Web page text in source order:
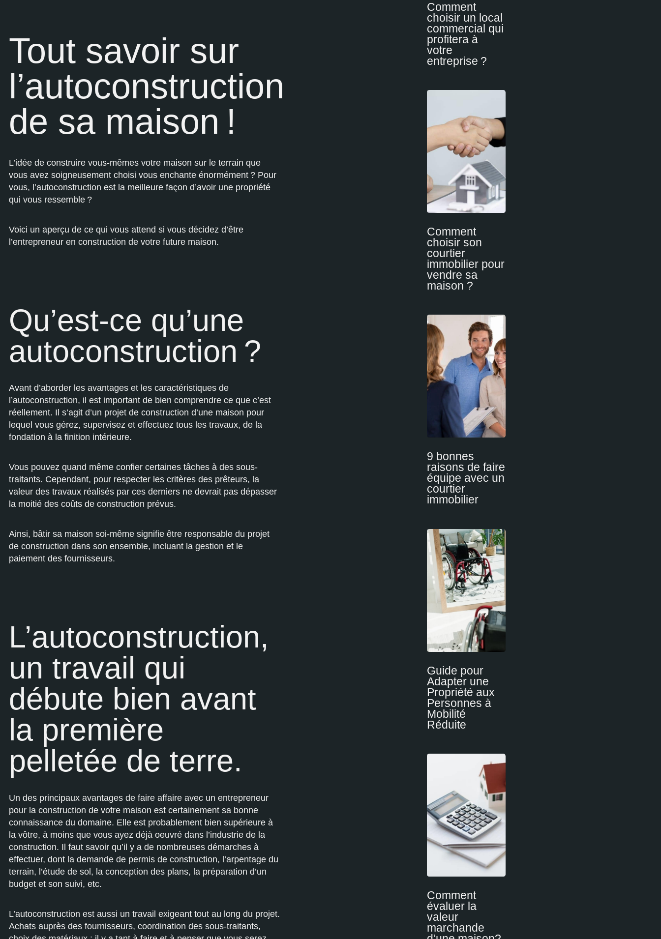
Tout savoir sur
l’autoconstruction
de sa maison !
L’idée de construire vous-mêmes votre maison sur le terrain que
vous avez soigneusement choisi vous enchante énormément ? Pour
vous, l’autoconstruction est la meilleure façon d’avoir une propriété
qui vous ressemble ?
Voici un aperçu de ce qui vous attend si vous décidez d’être
l’entrepreneur en construction de votre future maison.
Qu’est-ce qu’une
autoconstruction ?
Avant d’aborder les avantages et les caractéristiques de
l’autoconstruction, il est important de bien comprendre ce que c’est
réellement. Il s’agit d’un projet de construction d’une maison pour
lequel vous gérez, supervisez et effectuez tous les travaux, de la
fondation à la finition intérieure.
Vous pouvez quand même confier certaines tâches à des sous-
traitants. Cependant, pour respecter les critères des prêteurs, la
valeur des travaux réalisés par ces derniers ne devrait pas dépasser
la moitié des coûts de construction prévus.
Ainsi, bâtir sa maison soi-même signifie être responsable du projet
de construction dans son ensemble, incluant la gestion et le
paiement des fournisseurs.
L’autoconstruction,
un travail qui
débute bien avant
la première
pelletée de terre.
Un des principaux avantages de faire affaire avec un entrepreneur
pour la construction de votre maison est certainement sa bonne
connaissance du domaine. Elle est probablement bien supérieure à
la vôtre, à moins que vous ayez déjà oeuvré dans l’industrie de la
construction. Il faut savoir qu’il y a de nombreuses démarches à
effectuer, dont la demande de permis de construction, l’arpentage du
terrain, l’étude de sol, la conception des plans, la préparation d’un
budget et son suivi, etc.
L’autoconstruction est aussi un travail exigeant tout au long du projet.
Achats auprès des fournisseurs, coordination des sous-traitants,
Comment
choisir un local
commercial qui
profitera à
votre
entreprise ?
Comment
choisir son
courtier
immobilier pour
vendre sa
maison ?
9 bonnes
raisons de faire
équipe avec un
courtier
immobilier
Guide pour
Adapter une
Propriété aux
Personnes à
Mobilité
Réduite
Comment
évaluer la
valeur
marchande